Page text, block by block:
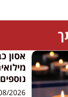
אסון
2026